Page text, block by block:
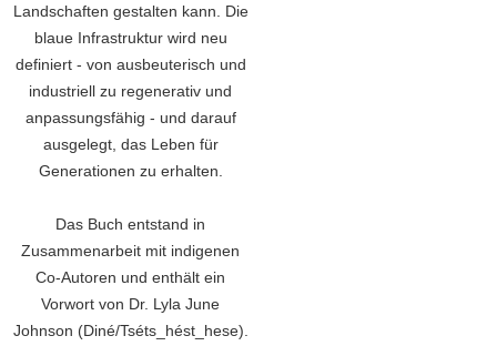
Landschaften gestalten kann. Die
blaue Infrastruktur wird neu
definiert - von ausbeuterisch und
industriell zu regenerativ und
anpassungsfähig - und darauf
ausgelegt, das Leben für
Generationen zu erhalten.
Das Buch entstand in
Zusammenarbeit mit indigenen
Co-Autoren und enthält ein
Vorwort von Dr. Lyla June
Johnson (Diné/Tséts_hést_hese).